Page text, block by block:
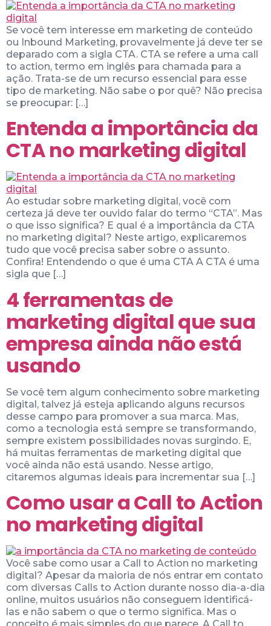
Se você tem interesse em marketing de conteúdo
ou Inbound Marketing, provavelmente já deve ter se
deparado com a sigla CTA. CTA se refere a uma call
to action, termo em inglês para chamada para a
ação. Trata-se de um recurso essencial para esse
tipo de marketing. Não sabe o por quê? Não precisa
se preocupar: […]
Entenda a importância da
CTA no marketing digital
Ao estudar sobre marketing digital, você com
certeza já deve ter ouvido falar do termo “CTA”. Mas
o que isso significa? E qual é a importância da CTA
no marketing digital? Neste artigo, explicaremos
tudo que você precisa saber sobre o assunto.
Confira! Entendendo o que é uma CTA A CTA é uma
sigla que […]
4 ferramentas de
marketing digital que sua
empresa ainda não está
usando
Se você tem algum conhecimento sobre marketing
digital, talvez já esteja aplicando alguns recursos
desse campo para promover a sua marca. Mas,
como a tecnologia está sempre se transformando,
sempre existem possibilidades novas surgindo. E,
há muitas ferramentas de marketing digital que
você ainda não está usando. Nesse artigo,
citaremos algumas ideais para incrementar sua […]
Como usar a Call to Action
no marketing digital
Você sabe como usar a Call to Action no marketing
digital? Apesar da maioria de nós entrar em contato
com diversas Calls to Action durante nosso dia-a-dia
online, muitos usuários não conseguem identificá-
las e não sabem o que o termo significa. Mas o